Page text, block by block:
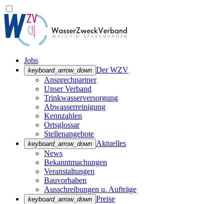
Jobs
keyboard_arrow_down Der WZV
Ansprechpartner
Unser Verband
Trinkwasser­versorgung
Abwasserreinigung
Kennzahlen
Ortsglossar
Stellenangebote
keyboard_arrow_down Aktuelles
News
Bekanntmachungen
Veranstaltungen
Bauvorhaben
Ausschreibungen u. Aufträge
keyboard_arrow_down Preise